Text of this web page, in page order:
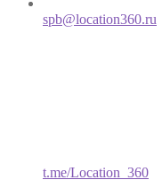
spb@location360.ru
t.me/Location_360